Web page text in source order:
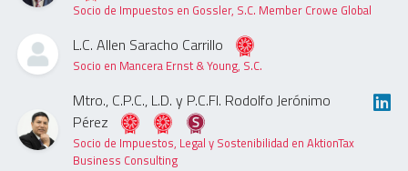
Socio de Impuestos en Gossler, S.C. Member Crowe Global
L.C. Allen Saracho Carrillo
Socio en Mancera Ernst & Young, S.C.
Mtro., C.P.C., L.D. y P.C.FI. Rodolfo Jerónimo
Pérez
Socio de Impuestos, Legal y Sostenibilidad en AktionTax
Business Consulting